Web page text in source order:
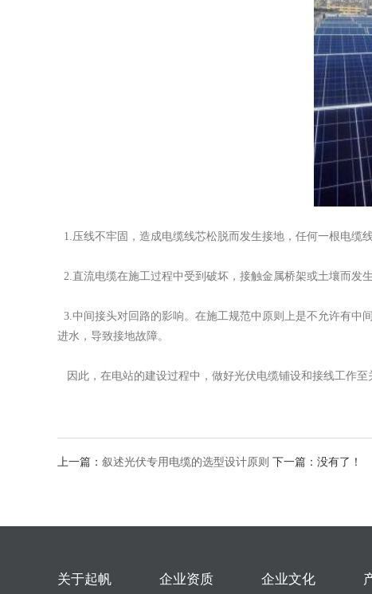
1.压线不牢固，造成电缆线芯松脱而发生接地，任何一根电缆
2.直流电缆在施工过程中受到破坏，接触金属桥架或土壤而发生
3.中间接头对回路的影响。在施工规范中原则上是不允许有中
进水，导致接地故障。
因此，在电站的建设过程中，做好光伏电缆铺设和接线工作
上一篇： 叙述光伏专用电缆的选型设计原则 下一篇：没有了！
关于起帆 企业资质 企业文化